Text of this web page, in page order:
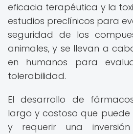
eficacia terapéutica y la
estudios preclínicos para
seguridad de los
animales, y se llevan a
en humanos para
tolerabilidad.
El desarrollo de
largo y costoso que puede
y requerir una